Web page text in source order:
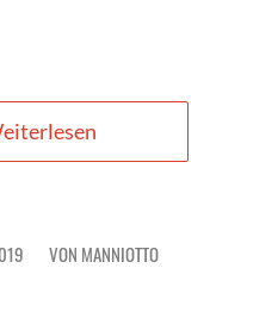
VON MANNIOTTO